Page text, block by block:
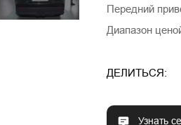
Передний
Диапазон
ДЕЛИТЬСЯ:
Узнать